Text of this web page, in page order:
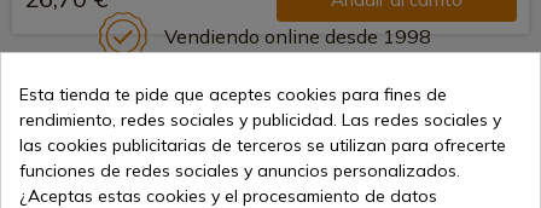
Vendiendo online desde 1998
Métodos de pago seguros
Esta tienda te pide que aceptes cookies para fines de
rendimiento, redes sociales y publicidad. Las redes sociales y
las cookies publicitarias de terceros se utilizan para ofrecerte
funciones de redes sociales y anuncios personalizados.
¿Aceptas estas cookies y el procesamiento de datos